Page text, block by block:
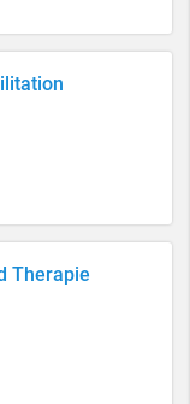
Therapie